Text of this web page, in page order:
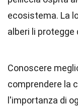
ecosistema. La
alberi li protegge
Conoscere
comprendere la
l'importanza di